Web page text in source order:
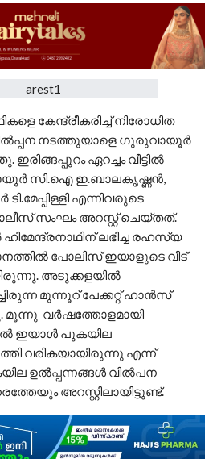
കേന്ദ്രീകരിച്ച് നിരോധിത
നടത്തുയാളെ ഗുരുവായൂര്‍
ഏറച്ചം വീട്ടില്‍
സി.ഐ ഇ.ബാലകൃഷ്ണന്‍,
എന്നിവരുടെ
സംഘം അറസ്റ്റ് ചെയ്തത്.
ഹിമേന്ദ്രനാഥിന് ലഭിച്ച രഹസ്യ
പോലിസ് ഇയാളുടെ വീട്
അടുക്കളയില്‍
മുന്നൂറ് പേക്കറ്റ് ഹാന്‍സ്
മൂന്നു വര്‍ഷത്തോളമായി
ഇയാള്‍ പുകയില
വരികയായിരുന്നു എന്ന്
ഉല്‍പ്പന്നങ്ങള്‍ വില്‍പന
അറസ്റ്റിലായിട്ടുണ്ട്.